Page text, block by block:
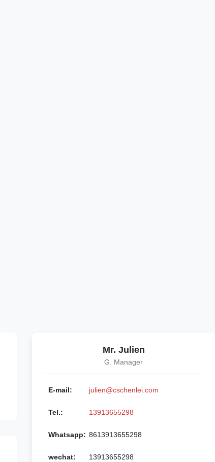
Mr. Julien
G. Manager
E-mail: julien@cschenlei.com
Tel.: 13913655298
Whatsapp: 8613913655298
wechat: 13913655298